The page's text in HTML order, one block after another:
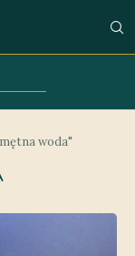
woda"